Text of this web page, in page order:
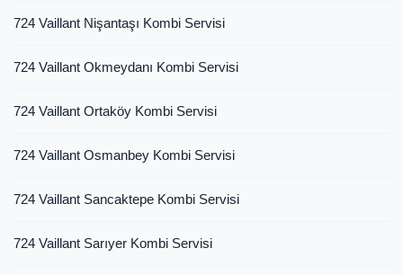
724 Vaillant Nişantaşı Kombi Servisi
724 Vaillant Okmeydanı Kombi Servisi
724 Vaillant Ortaköy Kombi Servisi
724 Vaillant Osmanbey Kombi Servisi
724 Vaillant Sancaktepe Kombi Servisi
724 Vaillant Sarıyer Kombi Servisi